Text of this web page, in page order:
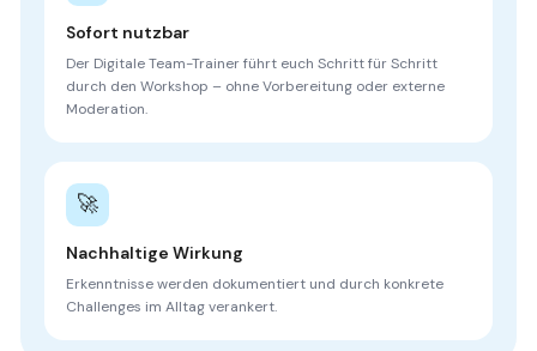
Sofort nutzbar
Der Digitale Team-Trainer führt euch Schritt für Schritt
durch den Workshop – ohne Vorbereitung oder externe
Moderation.
🚀
Nachhaltige Wirkung
Erkenntnisse werden dokumentiert und durch konkrete
Challenges im Alltag verankert.